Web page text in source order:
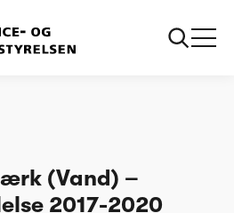
2020 (efter fusion) (1)
(Vand) –
2017-2020